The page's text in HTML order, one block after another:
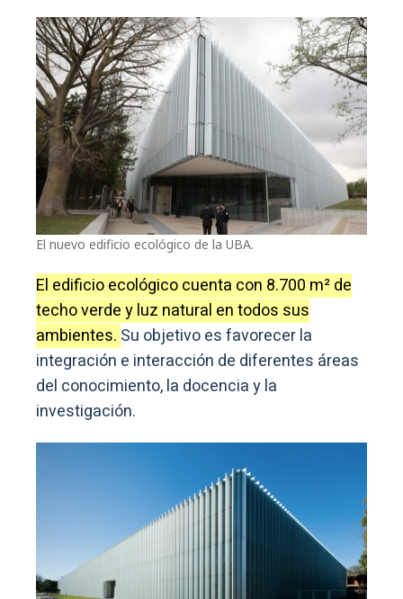
El nuevo edificio ecológico de la UBA.
El edificio ecológico cuenta con 8.700 m² de
techo verde y luz natural en todos sus
ambientes. Su objetivo es favorecer la
integración e interacción de diferentes áreas
del conocimiento, la docencia y la
investigación.